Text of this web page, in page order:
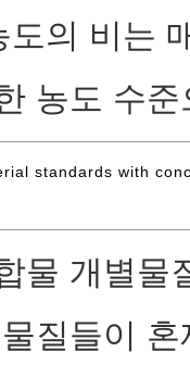
도의 비는
농도 수
standards with
물 개별물
질들이